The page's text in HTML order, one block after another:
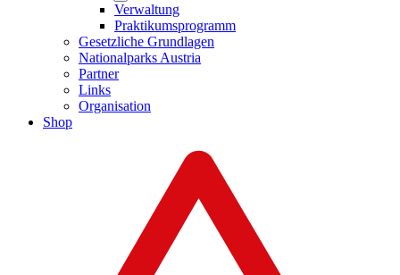
Verwaltung
Praktikumsprogramm
Gesetzliche Grundlagen
Nationalparks Austria
Partner
Links
Organisation
Shop